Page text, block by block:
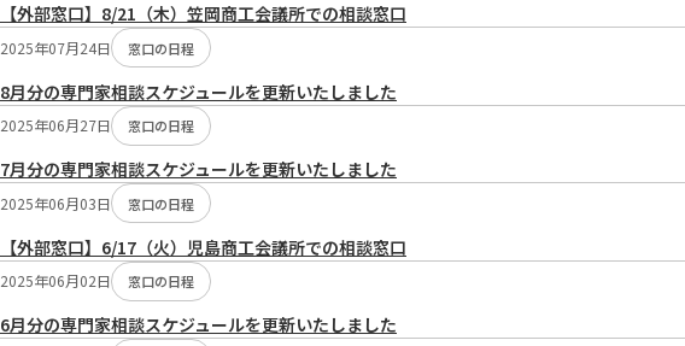
【外部窓口】8/21（木）笠岡商工会議所での相談窓口
2025年07月24日 窓口の日程
8月分の専門家相談スケジュールを更新いたしました
2025年06月27日 窓口の日程
7月分の専門家相談スケジュールを更新いたしました
2025年06月03日 窓口の日程
【外部窓口】6/17（火）児島商工会議所での相談窓口
2025年06月02日 窓口の日程
6月分の専門家相談スケジュールを更新いたしました